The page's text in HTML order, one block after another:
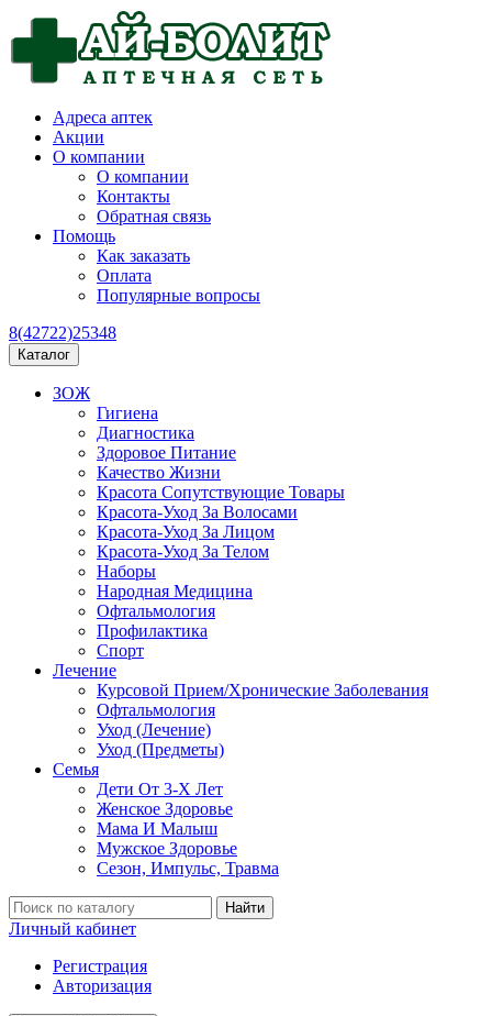
Адреса аптек
Акции
О компании
О компании
Контакты
Обратная связь
Помощь
Как заказать
Оплата
Популярные вопросы
8(42722)25348
Каталог
ЗОЖ
Гигиена
Диагностика
Здоровое Питание
Качество Жизни
Красота Сопутствующие Товары
Красота-Уход За Волосами
Красота-Уход За Лицом
Красота-Уход За Телом
Наборы
Народная Медицина
Офтальмология
Профилактика
Спорт
Лечение
Курсовой Прием/Хронические Заболевания
Офтальмология
Уход (Лечение)
Уход (Предметы)
Семья
Дети От 3-Х Лет
Женское Здоровье
Мама И Малыш
Мужское Здоровье
Сезон, Импульс, Травма
Найти
Личный кабинет
Регистрация
Авторизация